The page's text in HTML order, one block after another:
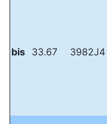
bis 33.67 3982J4